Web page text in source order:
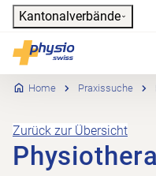
Header
Kantonalverbände
Physioswiss
Home Praxissuche
Zurück zur Übersicht